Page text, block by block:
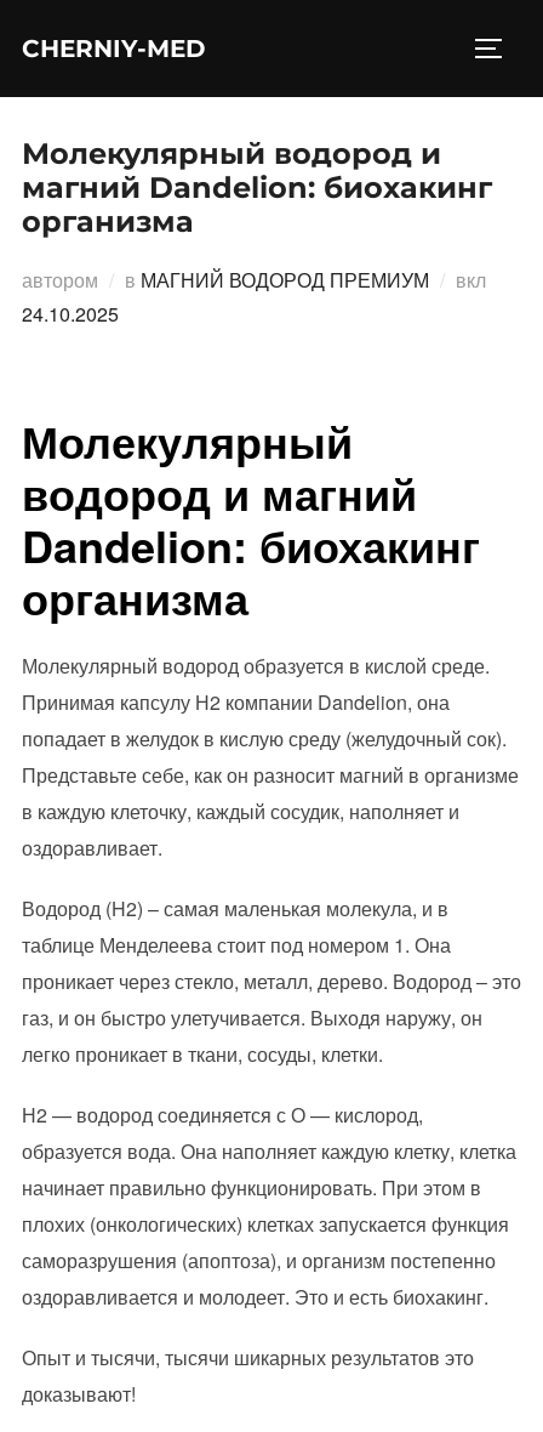
CHERNIY-MED
Молекулярный водород и
магний Dandelion: биохакинг
организма
автором в МАГНИЙ ВОДОРОД ПРЕМИУМ вкл
24.10.2025
Молекулярный
водород и магний
Dandelion: биохакинг
организма
Молекулярный водород образуется в кислой среде.
Принимая капсулу Н2 компании Dandelion, она
попадает в желудок в кислую среду (желудочный сок).
Представьте себе, как он разносит магний в организме
в каждую клеточку, каждый сосудик, наполняет и
оздоравливает.
Водород (H2) – самая маленькая молекула, и в
таблице Менделеева стоит под номером 1. Она
проникает через стекло, металл, дерево. Водород – это
газ, и он быстро улетучивается. Выходя наружу, он
легко проникает в ткани, сосуды, клетки.
Н2 — водород соединяется с О — кислород,
образуется вода. Она наполняет каждую клетку, клетка
начинает правильно функционировать. При этом в
плохих (онкологических) клетках запускается функция
саморазрушения (апоптоза), и организм постепенно
оздоравливается и молодеет. Это и есть биохакинг.
Опыт и тысячи, тысячи шикарных результатов это
доказывают!